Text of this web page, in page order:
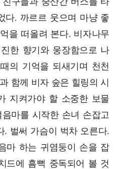
다. 까르르 웃으며 마냥 좋
을 떠올려 본다. 비자나무
한 향기와 웅장함으로 나
의 기억을 되새기며 천천
함께 비자 숲은 힐링의 시
지켜가야 할 소중한 보물
마를 시작한 손녀 손잡고
. 벌써 가슴이 벅차 오른다.
마 하는 귀염둥이 손을 잡
드에 흠뻑 중독되어 볼 것